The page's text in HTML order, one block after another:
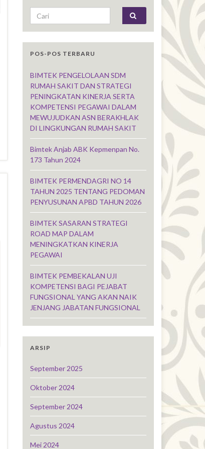
Search for:
POS-POS TERBARU
BIMTEK PENGELOLAAN SDM
RUMAH SAKIT DAN STRATEGI
PENINGKATAN KINERJA SERTA
KOMPETENSI PEGAWAI DALAM
MEWUJUDKAN ASN BERAKHLAK
DI LINGKUNGAN RUMAH SAKIT
Bimtek Anjab ABK Kepmenpan No.
173 Tahun 2024
BIMTEK PERMENDAGRI NO 14
TAHUN 2025 TENTANG PEDOMAN
PENYUSUNAN APBD TAHUN 2026
BIMTEK SASARAN STRATEGI
ROAD MAP DALAM
MENINGKATKAN KINERJA
PEGAWAI
BIMTEK PEMBEKALAN UJI
KOMPETENSI BAGI PEJABAT
FUNGSIONAL YANG AKAN NAIK
JENJANG JABATAN FUNGSIONAL
ARSIP
September 2025
Oktober 2024
September 2024
Agustus 2024
Mei 2024